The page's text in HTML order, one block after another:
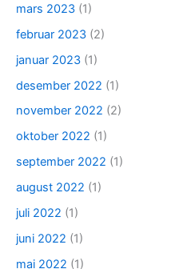
mars 2023 (1)
februar 2023 (2)
januar 2023 (1)
desember 2022 (1)
november 2022 (2)
oktober 2022 (1)
september 2022 (1)
august 2022 (1)
juli 2022 (1)
juni 2022 (1)
mai 2022 (1)